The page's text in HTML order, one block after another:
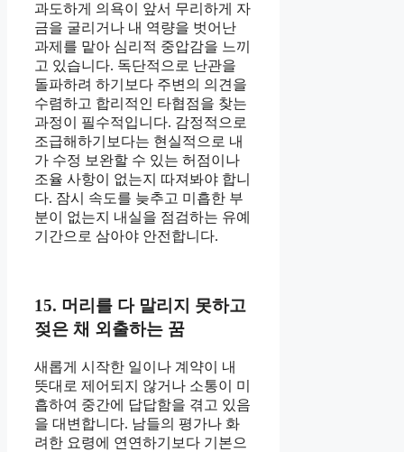
과도하게 의욕이 앞서 무리하게 자
금을 굴리거나 내 역량을 벗어난
과제를 맡아 심리적 중압감을 느끼
고 있습니다. 독단적으로 난관을
돌파하려 하기보다 주변의 의견을
수렴하고 합리적인 타협점을 찾는
과정이 필수적입니다. 감정적으로
조급해하기보다는 현실적으로 내
가 수정 보완할 수 있는 허점이나
조율 사항이 없는지 따져봐야 합니
다. 잠시 속도를 늦추고 미흡한 부
분이 없는지 내실을 점검하는 유예
기간으로 삼아야 안전합니다.
15. 머리를 다 말리지 못하고
젖은 채 외출하는 꿈
새롭게 시작한 일이나 계약이 내
뜻대로 제어되지 않거나 소통이 미
흡하여 중간에 답답함을 겪고 있음
을 대변합니다. 남들의 평가나 화
려한 요령에 연연하기보다 기본으